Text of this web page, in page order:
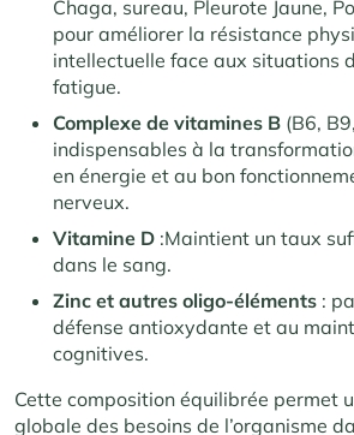
Chaga, sureau, Pleurote Jaune,
pour améliorer la résistance
intellectuelle face aux situations
fatigue.
Complexe de vitamines B (B6,
indispensables à la
en énergie et au bon
nerveux.
Vitamine D :Maintient un taux
dans le sang.
Zinc et autres oligo-éléments :
défense antioxydante et au
cognitives.
Cette composition équilibrée permet
globale des besoins de l’organisme